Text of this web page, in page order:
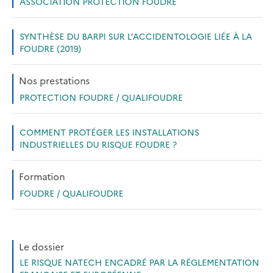
SYNTHÈSE DU BARPI SUR L’ACCIDENTOLOGIE LIÉE À LA
FOUDRE (2019)
Nos prestations
PROTECTION FOUDRE / QUALIFOUDRE
COMMENT PROTÉGER LES INSTALLATIONS
INDUSTRIELLES DU RISQUE FOUDRE ?
Formation
FOUDRE / QUALIFOUDRE
Le dossier
LE RISQUE NATECH ENCADRÉ PAR LA RÉGLEMENTATION